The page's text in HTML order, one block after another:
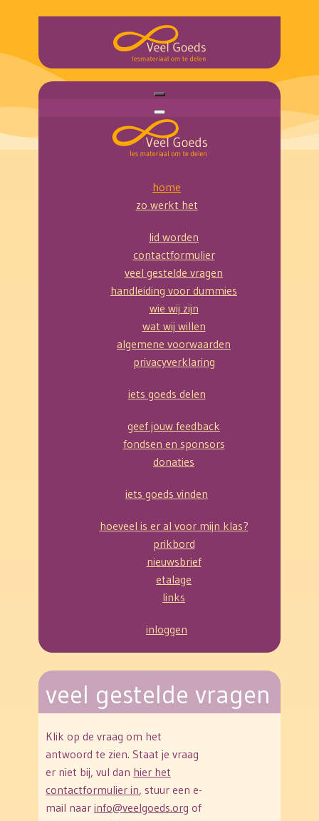
home
zo werkt het
lid worden
contactformulier
veel gestelde vragen
handleiding voor dummies
wie wij zijn
wat wij willen
algemene voorwaarden
privacyverklaring
iets goeds delen
geef jouw feedback
fondsen en sponsors
donaties
iets goeds vinden
hoeveel is er al voor mijn klas?
prikbord
nieuwsbrief
etalage
links
inloggen
veel gestelde vragen
Klik op de vraag om het
antwoord te zien. Staat je vraag
er niet bij, vul dan hier het
contactformulier in, stuur een e-
mail naar info@veelgoeds.org of